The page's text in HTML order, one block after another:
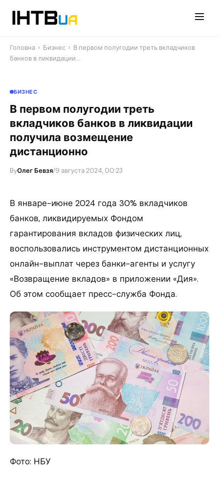
Головна › Бизнес › В первом полугодии треть вкладчиков
банков в ликвидации…
БИЗНЕС
В первом полугодии треть
вкладчиков банков в ликвидации
получила возмещение
дистанционно
ByОлег Бевзя/9 августа 2024, 00:23
В январе-июне 2024 года 30% вкладчиков
банков, ликвидируемых Фондом
гарантирования вкладов физических лиц,
воспользовались инструментом дистанционных
онлайн-выплат через банки-агенты и услугу
«Возвращение вкладов» в приложении «Дия».
Об этом сообщает пресс-служба Фонда.
Фото: НБУ